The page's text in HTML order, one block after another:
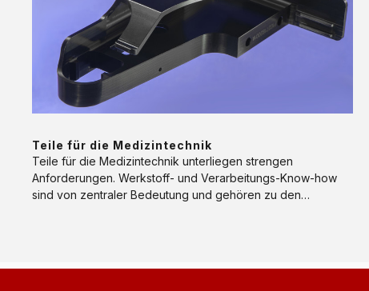
Medizintechnik
Teile für die Medizintechnik
Teile für die Medizintechnik unterliegen strengen
Anforderungen. Werkstoff- und Verarbeitungs-Know-how
sind von zentraler Bedeutung und gehören zu den